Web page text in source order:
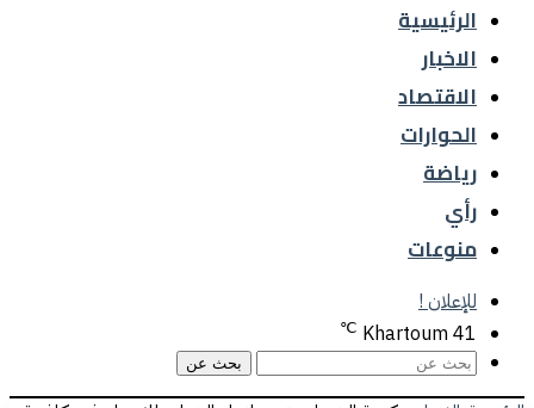
الرئيسية
الاخبار
الاقتصاد
الحوارات
رياضة
رأي
منوعات
للإعلان !
Khartoum41
℃
بحث عن